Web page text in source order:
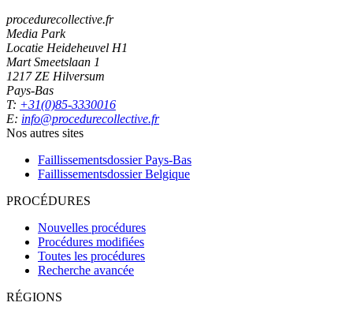
procedurecollective.fr
Media Park
Locatie Heideheuvel H1
Mart Smeetslaan 1
1217 ZE Hilversum
Pays-Bas
T: +31(0)85-3330016
E: info@procedurecollective.fr
Nos autres sites
Faillissementsdossier Pays-Bas
Faillissementsdossier Belgique
PROCÉDURES
Nouvelles procédures
Procédures modifiées
Toutes les procédures
Recherche avancée
RÉGIONS